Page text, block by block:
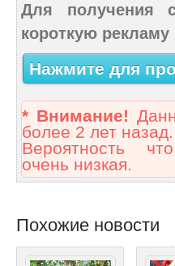
Для получения
короткую рекламу
Нажмите для
* Внимание!
более 2 лет назад.
Вероятность
очень низкая.
Похожие новости